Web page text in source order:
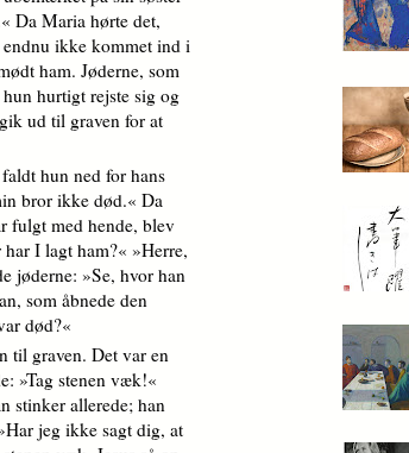
Da Maria hørte det,
ikke kommet ind i
ham. Jøderne, som
hurtigt rejste sig og
ud til graven for at
hun ned for hans
bror ikke død.« Da
fulgt med hende, blev
I lagt ham?« »Herre,
jøderne: »Se, hvor han
som åbnede den
død?«
til graven. Det var en
»Tag stenen væk!«
stinker allerede; han
jeg ikke sagt dig, at